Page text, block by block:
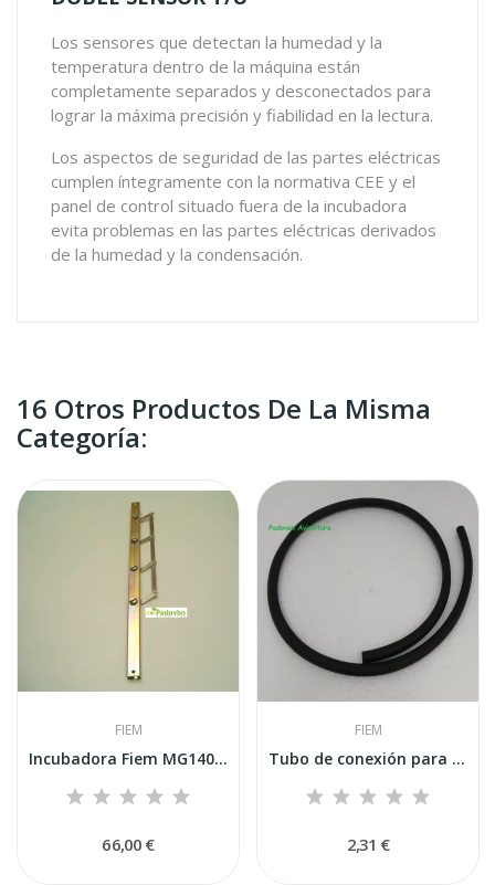
Los sensores que detectan la humedad y la
temperatura dentro de la máquina están
completamente separados y desconectados para
lograr la máxima precisión y fiabilidad en la lectura.
Los aspectos de seguridad de las partes eléctricas
cumplen íntegramente con la normativa CEE y el
panel de control situado fuera de la incubadora
evita problemas en las partes eléctricas derivados
de la humedad y la condensación.
16 Otros Productos De La Misma
Categoría:
FIEM
Incubadora Fiem MG140/200 con barra giratoria...
66,00 €
FIEM
Tubo de conexión para sistema de humedad...
2,31 €